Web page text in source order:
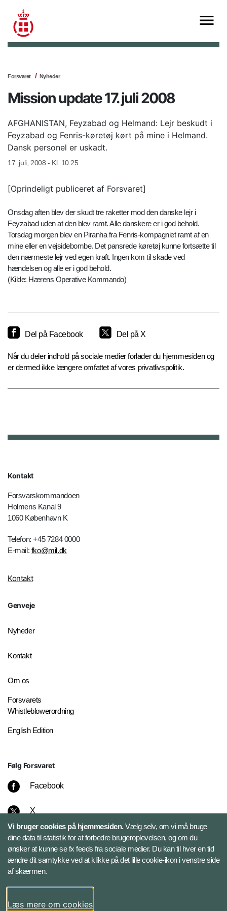
Forsvaret Nyheder
Mission update 17. juli 2008
AFGHANISTAN, Feyzabad og Helmand: Lejr beskudt i
Feyzabad og Fenris-køretøj kørt på mine i Helmand.
Dansk personel er uskadt.
17. juli, 2008 - Kl. 10.25
[Oprindeligt publiceret af Forsvaret]
Onsdag aften blev der skudt tre raketter mod den danske lejr i
Feyzabad uden at den blev ramt. Alle danskere er i god behold.
Torsdag morgen blev en Piranha fra Fenris-kompagniet ramt af en
mine eller en vejsidebombe. Det pansrede køretøj kunne fortsætte til
den nærmeste lejr ved egen kraft. Ingen kom til skade ved
hændelsen og alle er i god behold.
(Kilde: Hærens Operative Kommando)
Del på Facebook Del på X
Når du deler indhold på sociale medier forlader du hjemmesiden og
er dermed ikke længere omfattet af vores privatlivspolitik.
Kontakt
Forsvarskommandoen
Holmens Kanal 9
1060 København K
Telefon: +45 7284 0000
E-mail: fko@mil.dk
Kontakt
Genveje
Nyheder
Kontakt
Om os
Forsvarets
Whistleblowerordning
English Edition
Følg Forsvaret
Facebook
X
Instagram
Bluesky
LinkedIn
Vi bruger cookies på hjemmesiden.Vælg selv, om vi må bruge
dine data til statistik for at forbedre brugeroplevelsen, og om du
ønsker at kunne se fx feeds fra sociale medier. Du kan til hver en tid
ændre dit samtykke ved at klikke på det lille cookie-ikon i venstre side
af skærmen.
Læs mere om cookies